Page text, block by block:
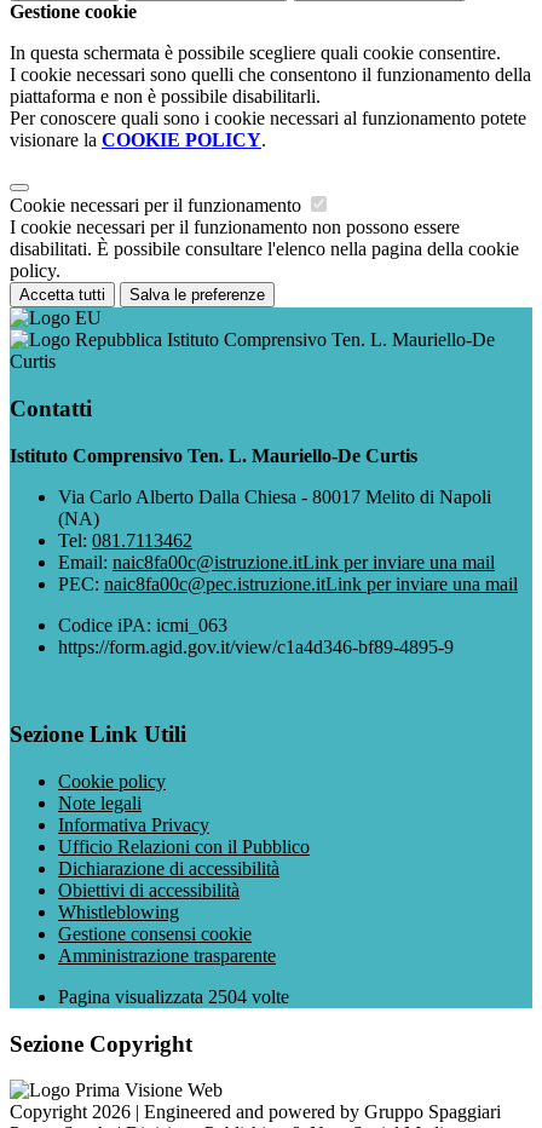
Gestione cookie
In questa schermata è possibile scegliere quali cookie consentire.
I cookie necessari sono quelli che consentono il funzionamento della
piattaforma e non è possibile disabilitarli.
Per conoscere quali sono i cookie necessari al funzionamento potete
visionare la COOKIE POLICY.
Cookie necessari per il funzionamento
I cookie necessari per il funzionamento non possono essere
disabilitati. È possibile consultare l'elenco nella pagina della cookie
policy.
Accetta tutti Salva le preferenze
Istituto Comprensivo Ten. L. Mauriello-De
Curtis
Contatti
Istituto Comprensivo Ten. L. Mauriello-De Curtis
Via Carlo Alberto Dalla Chiesa - 80017 Melito di Napoli
(NA)
Tel: 081.7113462
Email: naic8fa00c@istruzione.itLink per inviare una mail
PEC: naic8fa00c@pec.istruzione.itLink per inviare una mail
Codice iPA: icmi_063
https://form.agid.gov.it/view/c1a4d346-bf89-4895-9
Sezione Link Utili
Cookie policy
Note legali
Informativa Privacy
Ufficio Relazioni con il Pubblico
Dichiarazione di accessibilità
Obiettivi di accessibilità
Whistleblowing
Gestione consensi cookie
Amministrazione trasparente
Pagina visualizzata 2504 volte
Sezione Copyright
Copyright 2026 | Engineered and powered by Gruppo Spaggiari